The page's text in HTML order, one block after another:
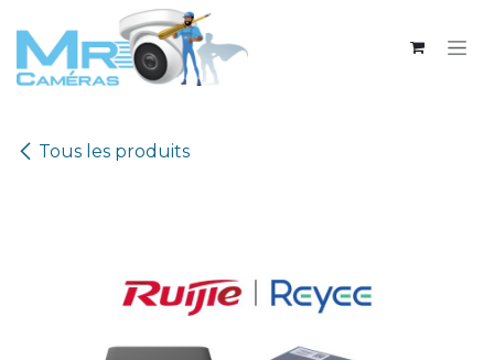
Se rendre au contenu
Tous les produits